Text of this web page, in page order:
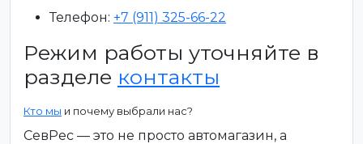
Телефон: +7 (911) 325-66-22
Режим работы уточняйте в
разделе контакты
Кто мы и почему выбрали нас?
СевРес — это не просто автомагазин, а